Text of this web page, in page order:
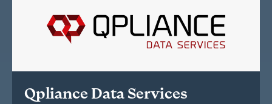
Qpliance Data Services